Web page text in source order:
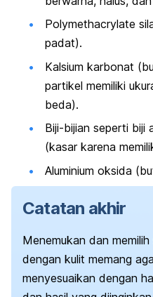
Polymethacrylate
padat).
Kalsium karbonat
partikel memiliki
beda).
Biji-bijian seperti biji
(kasar karena
Aluminium oksida
Catatan akhir
Menemukan dan
dengan kulit memang
menyesuaikan dengan